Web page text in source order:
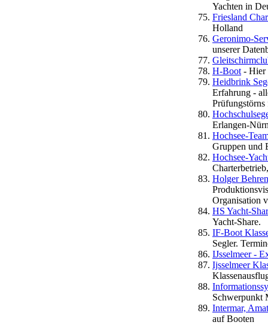
Yachten in
Friesland
Holland
Geronimo-
unserer
H-Boot - Hier
Heidbrink
Erfahrung -
Erlangen-
Hochsee-
Gruppen und
Hochsee-
Holger
Organisation
HS Yacht-
Yacht-Share.
IF-Boot
Segler.
IJsselmeer -
Ijsselmeer
Schwerpunkt
Intermar,
auf Booten